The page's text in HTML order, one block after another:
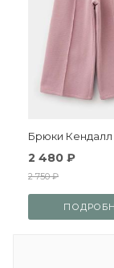
Брюки Кендалл
2 480 ₽
2 750 ₽